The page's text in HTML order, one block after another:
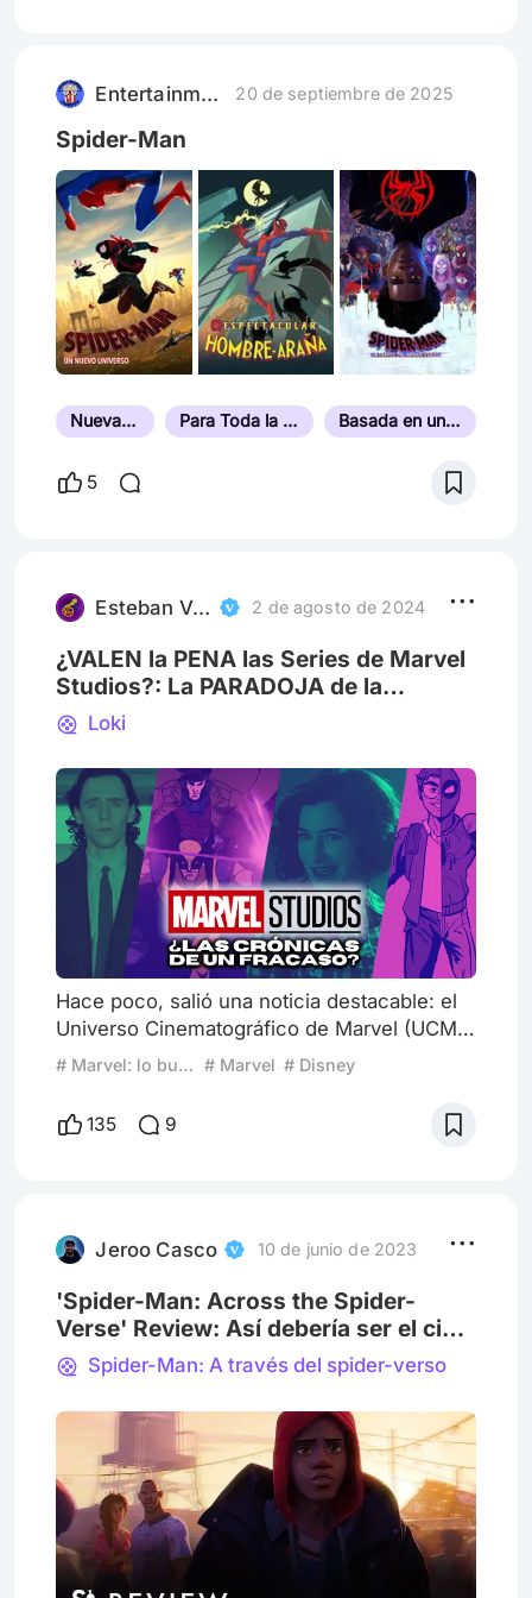
decidí parar en una cafetería de carr
Entertainment Overview 20 de septiembre de 2025
Spider-Man
Nueva York Para Toda la Familia Basada en un Cómic
5
Esteban Valladares Arce 2 de agosto de 2024
¿VALEN la PENA las Series de Marvel
Studios?: La PARADOJA de la
CONTINUIDAD
Loki
Hace poco, salió una noticia destacable: el
Universo Cinematográfico de Marvel (UCM)
de Disney se ha convertido en la primera
franquicia en la historia en superar los 30
mil millones de dólares en taquilla global.
Una saga con un extenso catálogo de
Cinco. ¿Sabías? No todo era
# Marvel: lo bueno, lo malo y lo feo # Marvel # Disney
135 9
Jeroo Casco 10 de junio de 2023
'Spider-Man: Across the Spider-
Verse' Review: Así debería ser el cine
de superhéroes
Spider-Man: A través del spider-verso